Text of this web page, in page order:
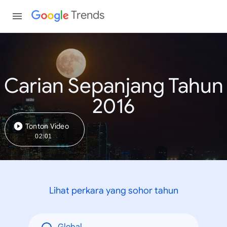
Trends
Carian Sepanjang Tahun
2016
Tonton Video
02:01
Lihat perkara yang sohor tahun